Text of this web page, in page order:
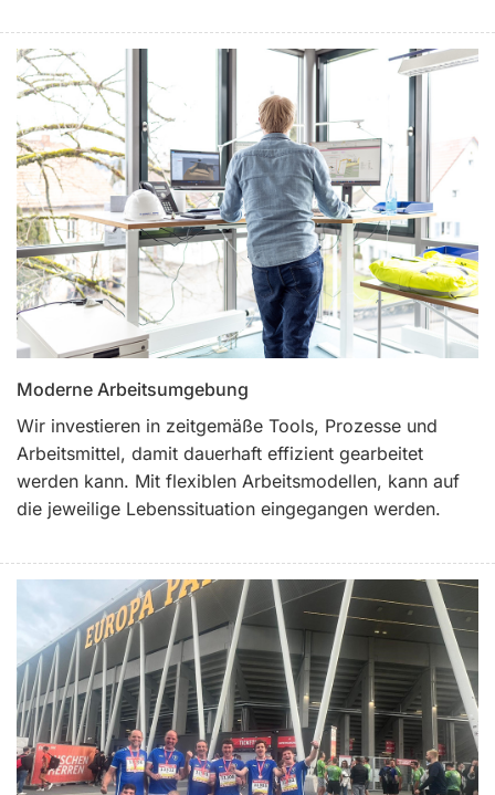
Moderne Arbeitsumgebung
Wir investieren in zeitgemäße Tools, Prozesse und
Arbeitsmittel, damit dauerhaft effizient gearbeitet
werden kann. Mit flexiblen Arbeitsmodellen, kann auf
die jeweilige Lebenssituation eingegangen werden.